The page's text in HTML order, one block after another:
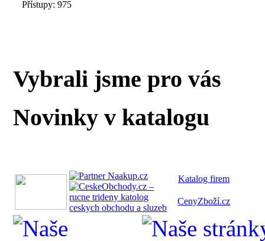
Přístupy: 975
Vybrali jsme pro vás
Novinky v katalogu
Katalog firem
CenyZboží.cz